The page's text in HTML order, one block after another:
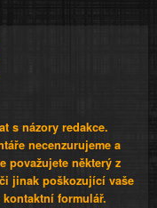
s názory redakce.
necenzurujeme a
považujete některý z
jinak poškozující vaše
formulář.